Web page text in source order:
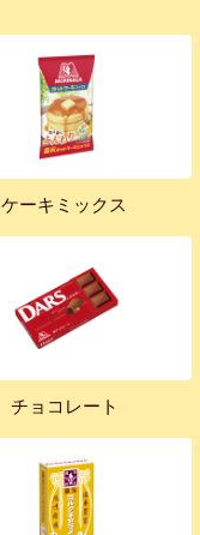
ケーキミックス
チョコレート